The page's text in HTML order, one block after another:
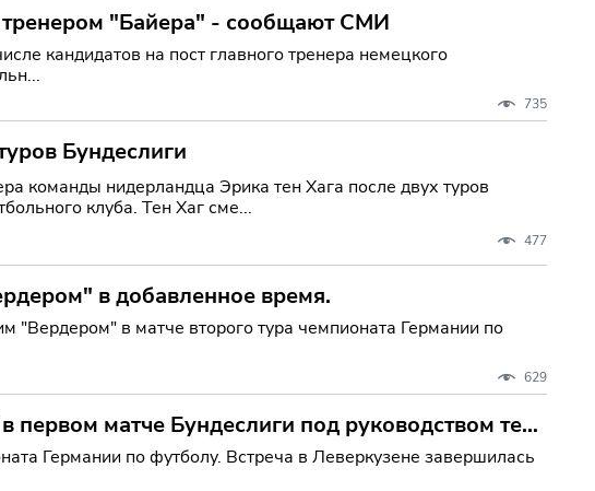
тренером "Байера" - сообщают СМИ
кандидатов на пост главного тренера немецкого
735
Бундеслиги
команды нидерландца Эрика тен Хага после двух туров
клуба. Тен Хаг сме...
477
в добавленное время.
"Вердером" в матче второго тура чемпионата Германии по
629
матче Бундеслиги под руководством тен
Германии по футболу. Встреча в Леверкузене завершилась